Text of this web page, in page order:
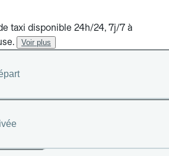
taxi disponible 24h/24, 7j/7 à
Voir plus